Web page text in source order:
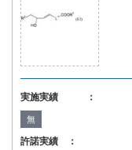
実施実績 ：
無
許諾実績 ：